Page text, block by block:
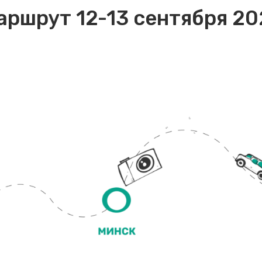
12-13 сентября